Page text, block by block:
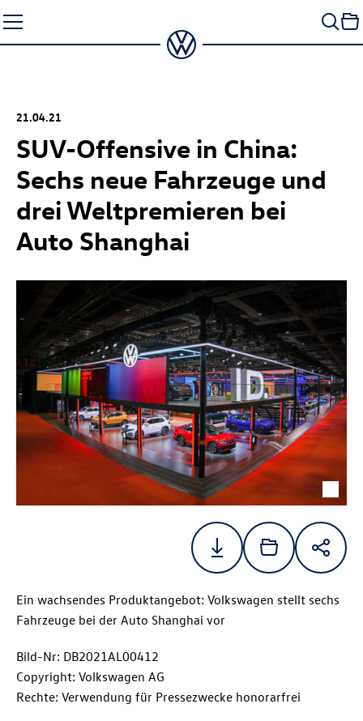
Seiteninhalt
springen
21.04.21
SUV-Offensive in China:
Sechs neue Fahrzeuge und
drei Weltpremieren bei
Auto Shanghai
Ein wachsendes Produktangebot: Volkswagen stellt sechs
Fahrzeuge bei der Auto Shanghai vor
Bild-Nr: DB2021AL00412
Copyright: Volkswagen AG
Rechte: Verwendung für Pressezwecke honorarfrei